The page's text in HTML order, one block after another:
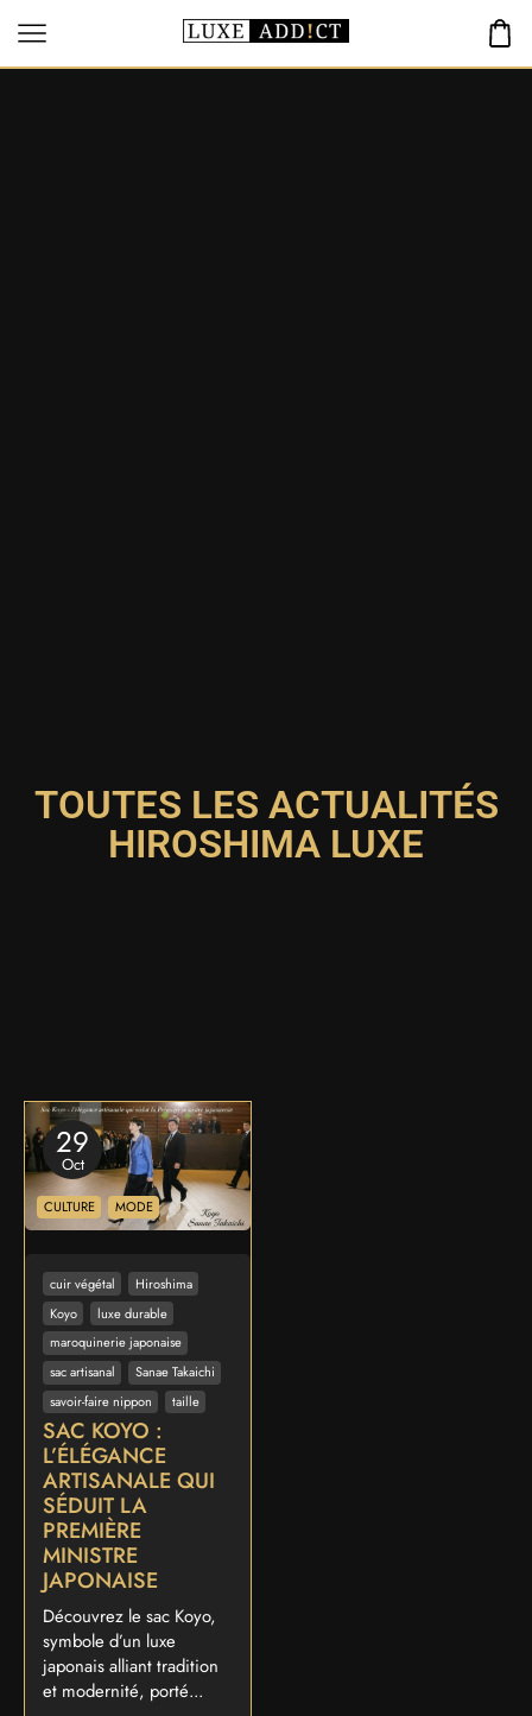
TOUTES LES ACTUALITÉS
HIROSHIMA LUXE
29
Oct
CULTURE MODE
cuir végétal
Hiroshima
Koyo
luxe durable
maroquinerie japonaise
sac artisanal
Sanae Takaichi
savoir-faire nippon
taille
SAC KOYO :
L’ÉLÉGANCE
ARTISANALE QUI
SÉDUIT LA
PREMIÈRE
MINISTRE
JAPONAISE
Découvrez le sac Koyo,
symbole d’un luxe
japonais alliant tradition
et modernité, porté...